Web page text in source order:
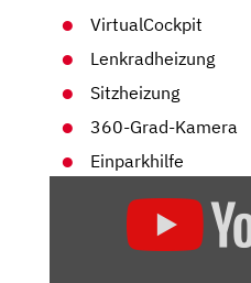
VirtualCockpit
Lenkradheizung
Sitzheizung
360-Grad-Kamera
Einparkhilfe